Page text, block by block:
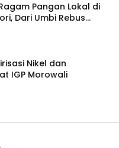
Pangan Lokal di
Dari Umbi Rebus
Muna
Nikel dan
IGP Morowali